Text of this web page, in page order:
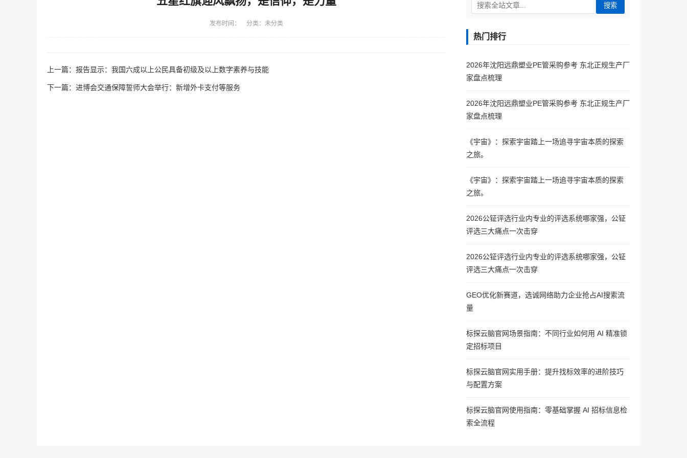
发布时间： 分类：未分类
上一篇： 报告显示：我国六成以上公民具备初级及以上数字素养与技能
下一篇： 进博会交通保障誓师大会举行：新增外卡支付等服务
搜索
热门排行
2026年沈阳远鼎塑业PE管采购参考 东北正规生产厂
家盘点梳理
2026年沈阳远鼎塑业PE管采购参考 东北正规生产厂
家盘点梳理
《宇宙》：探索宇宙踏上一场追寻宇宙本质的探索
之旅。
《宇宙》：探索宇宙踏上一场追寻宇宙本质的探索
之旅。
2026公钲评选行业内专业的评选系统哪家强，公钲
评选三大痛点一次击穿
2026公钲评选行业内专业的评选系统哪家强，公钲
评选三大痛点一次击穿
GEO优化新赛道，选诚网络助力企业抢占AI搜索流
量
标探云脑官网场景指南：不同行业如何用 AI 精准锁
定招标项目
标探云脑官网实用手册：提升找标效率的进阶技巧
与配置方案
标探云脑官网使用指南：零基础掌握 AI 招标信息检
索全流程